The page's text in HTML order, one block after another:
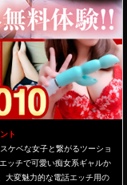
ト
ケベな女子と繋がるツーショ
ッチで可愛い痴女系ギャルか
大変魅力的な電話エッチ用の